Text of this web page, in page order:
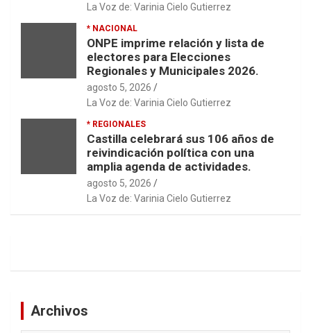
La Voz de: Varinia Cielo Gutierrez
* NACIONAL
ONPE imprime relación y lista de
electores para Elecciones
Regionales y Municipales 2026.
agosto 5, 2026
La Voz de: Varinia Cielo Gutierrez
* REGIONALES
Castilla celebrará sus 106 años de
reivindicación política con una
amplia agenda de actividades.
agosto 5, 2026
La Voz de: Varinia Cielo Gutierrez
Archivos